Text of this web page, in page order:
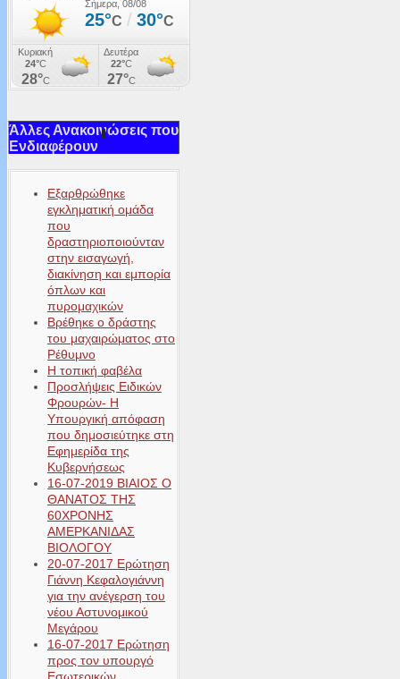
Άλλες Ανακοινώσεις που
Ενδιαφέρουν
Εξαρθρώθηκε
εγκληματική ομάδα
που
δραστηριοποιούνταν
στην εισαγωγή,
διακίνηση και εμπορία
όπλων και
πυρομαχικών
Βρέθηκε ο δράστης
του μαχαιρώματος στο
Ρέθυμνο
Η τοπική φαβέλα
Προσλήψεις Ειδικών
Φρουρών- Η
Υπουργική απόφαση
που δημοσιεύτηκε στη
Εφημερίδα της
Κυβερνήσεως
16-07-2019 ΒΙΑΙΟΣ Ο
ΘΑΝΑΤΟΣ ΤΗΣ
60ΧΡΟΝΗΣ
ΑΜΕΡΚΑΝΙΔΑΣ
ΒΙΟΛΟΓΟΥ
20-07-2017 Ερώτηση
Γιάννη Κεφαλογιάννη
για την ανέγερση του
νέου Αστυνομικού
Μεγάρου
16-07-2017 Ερώτηση
προς τον υπουργό
Εσωτερικών